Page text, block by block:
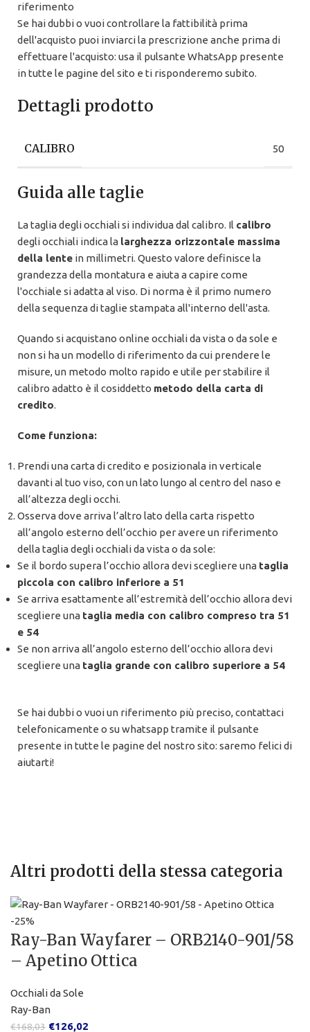
riferimento
Se hai dubbi o vuoi controllare la fattibilità prima
dell'acquisto puoi inviarci la prescrizione anche prima di
effettuare l'acquisto: usa il pulsante WhatsApp presente
in tutte le pagine del sito e ti risponderemo subito.
Dettagli prodotto
CALIBRO 50
Guida alle taglie
La taglia degli occhiali si individua dal calibro. Il calibro
degli occhiali indica la larghezza orizzontale massima
della lente in millimetri. Questo valore definisce la
grandezza della montatura e aiuta a capire come
l'occhiale si adatta al viso. Di norma è il primo numero
della sequenza di taglie stampata all'interno dell'asta.
Quando si acquistano online occhiali da vista o da sole e
non si ha un modello di riferimento da cui prendere le
misure, un metodo molto rapido e utile per stabilire il
calibro adatto è il cosiddetto metodo della carta di
credito.
Come funziona:
Prendi una carta di credito e posizionala in verticale
davanti al tuo viso, con un lato lungo al centro del naso e
all’altezza degli occhi.
Osserva dove arriva l’altro lato della carta rispetto
all’angolo esterno dell’occhio per avere un riferimento
della taglia degli occhiali da vista o da sole:
Se il bordo supera l’occhio allora devi scegliere una taglia
piccola con calibro inferiore a 51
Se arriva esattamente all’estremità dell’occhio allora devi
scegliere una taglia media con calibro compreso tra 51
e 54
Se non arriva all’angolo esterno dell’occhio allora devi
scegliere una taglia grande con calibro superiore a 54
Se hai dubbi o vuoi un riferimento più preciso, contattaci
telefonicamente o su whatsapp tramite il pulsante
presente in tutte le pagine del nostro sito: saremo felici di
aiutarti!
Altri prodotti della stessa categoria
-25%
Ray-Ban Wayfarer – ORB2140-901/58
– Apetino Ottica
Occhiali da Sole
Ray-Ban
€168,03 €126,02